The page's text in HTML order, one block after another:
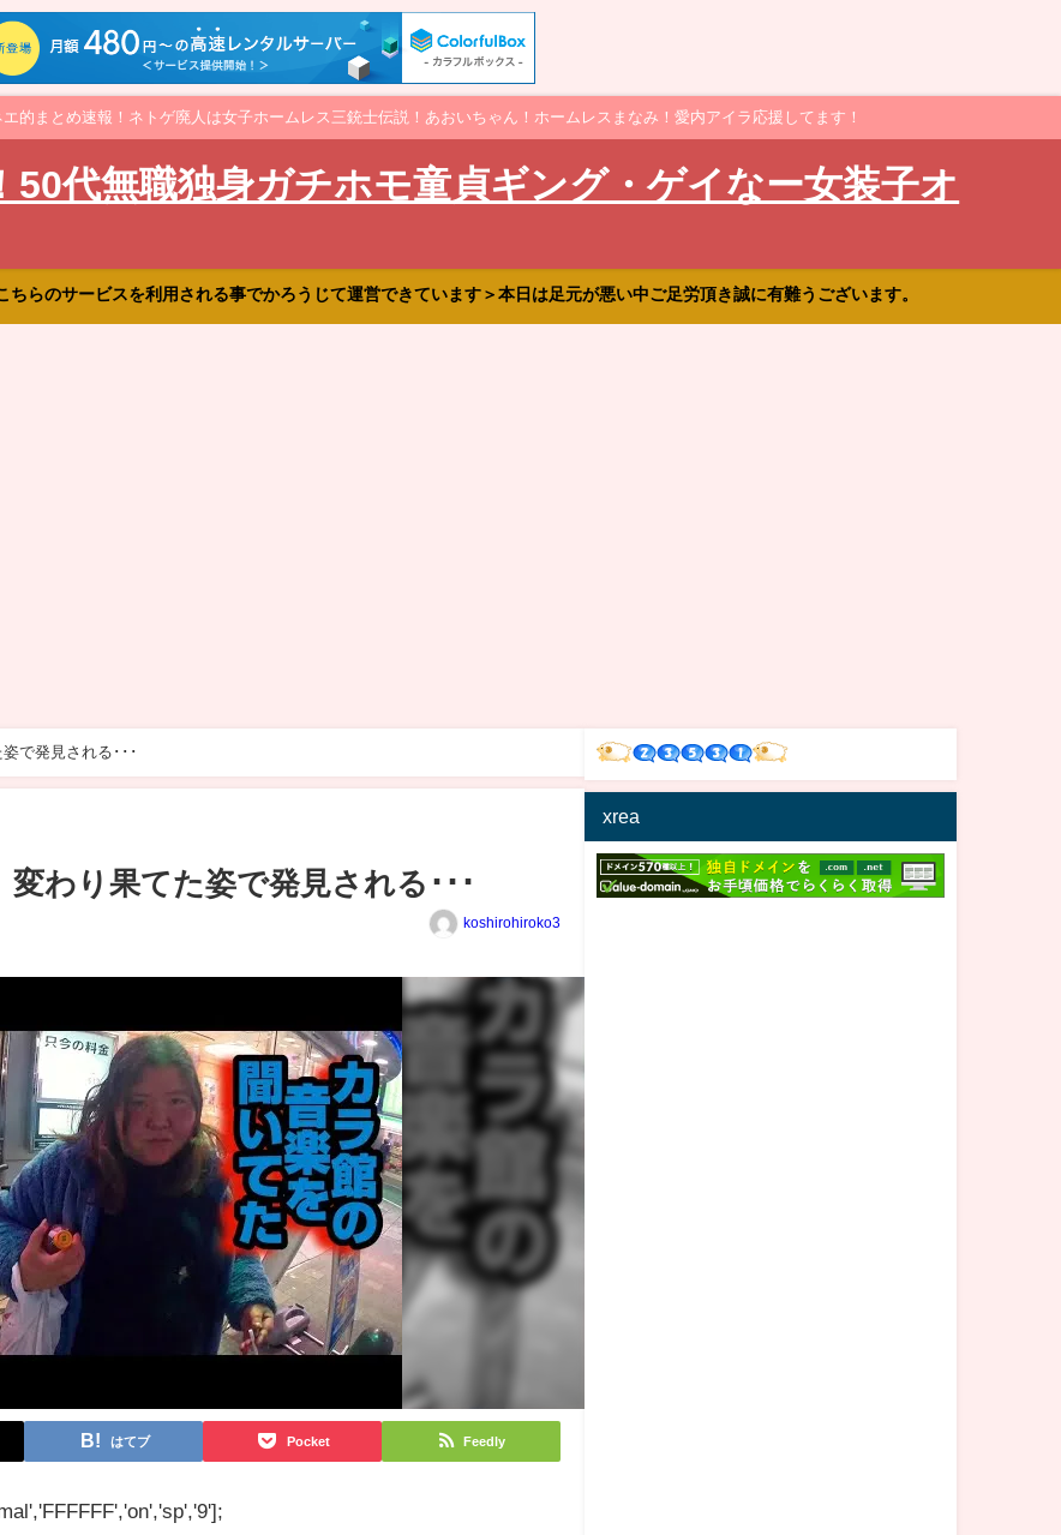
的まとめ速報！ネトゲ廃人は女子ホームレス三銃士伝説！あおいちゃん！ホームレスまなみ！愛内アイラ応援してます！
代無職独身ガチホモ童貞ギング・ゲイなー女装子オ
らのサービスを利用される事でかろうじて運営できています＞本日は足元が悪い中ご足労頂き誠に有難うございます。
で発見される･･･
変わり果てた姿で発見される･･･
koshirohiroko3
はてブ Pocket Feedly
xrea